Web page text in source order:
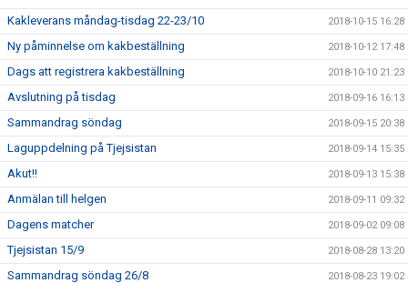
Kakleverans måndag-tisdag 22-23/10 2018-10-15 16:28
Ny påminnelse om kakbeställning 2018-10-12 17:48
Dags att registrera kakbeställning 2018-10-10 21:23
Avslutning på tisdag 2018-09-16 16:13
Sammandrag söndag 2018-09-15 20:38
Laguppdelning på Tjejsistan 2018-09-14 15:35
Akut!! 2018-09-13 15:38
Anmälan till helgen 2018-09-11 09:32
Dagens matcher 2018-09-02 09:08
Tjejsistan 15/9 2018-08-28 13:20
Sammandrag söndag 26/8 2018-08-23 19:02